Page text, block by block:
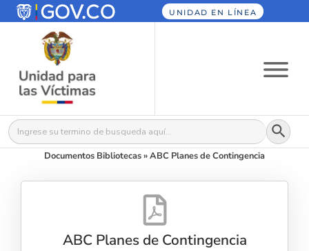
UNIDAD EN LÍNEA
Buscar: Botón
Documentos Bibliotecas»ABC Planes de Contingencia
ABC Planes de Contingencia